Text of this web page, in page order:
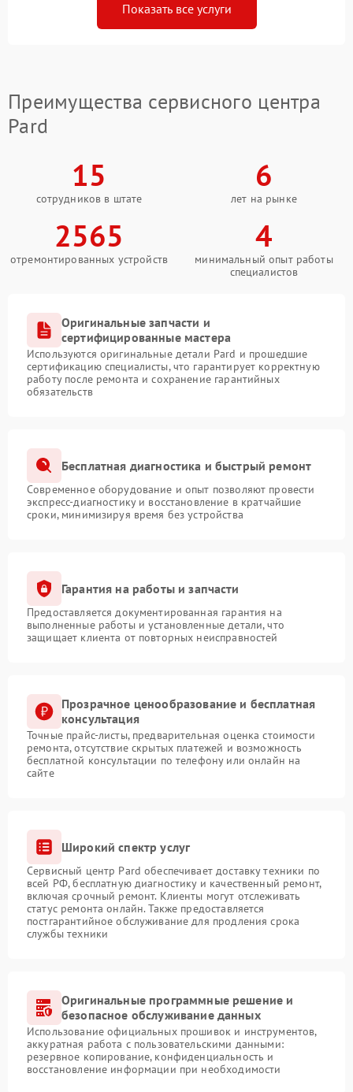
Показать все услуги
Преимущества сервисного центра
Pard
15
сотрудников в штате
6
лет на рынке
2565
отремонтированных устройств
4
минимальный опыт работы
специалистов
Оригинальные запчасти и
сертифицированные мастера
Используются оригинальные детали Pard и прошедшие
сертификацию специалисты, что гарантирует корректную
работу после ремонта и сохранение гарантийных
обязательств
Бесплатная диагностика и быстрый ремонт
Современное оборудование и опыт позволяют провести
экспресс-диагностику и восстановление в кратчайшие
сроки, минимизируя время без устройства
Гарантия на работы и запчасти
Предоставляется документированная гарантия на
выполненные работы и установленные детали, что
защищает клиента от повторных неисправностей
Прозрачное ценообразование и бесплатная
консультация
Точные прайс-листы, предварительная оценка стоимости
ремонта, отсутствие скрытых платежей и возможность
бесплатной консультации по телефону или онлайн на
сайте
Широкий спектр услуг
Сервисный центр Pard обеспечивает доставку техники по
всей РФ, бесплатную диагностику и качественный ремонт,
включая срочный ремонт. Клиенты могут отслеживать
статус ремонта онлайн. Также предоставляется
постгарантийное обслуживание для продления срока
службы техники
Оригинальные программные решение и
безопасное обслуживание данных
Использование официальных прошивок и инструментов,
аккуратная работа с пользовательскими данными:
резервное копирование, конфиденциальность и
восстановление информации при необходимости